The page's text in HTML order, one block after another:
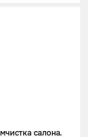
салона.